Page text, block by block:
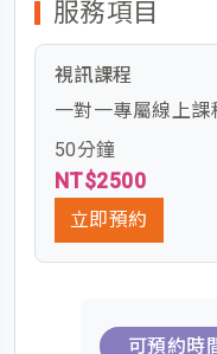
服務項目
視訊課程
一對一專屬線上課
50分鐘
NT$2500
立即預約
可預約時